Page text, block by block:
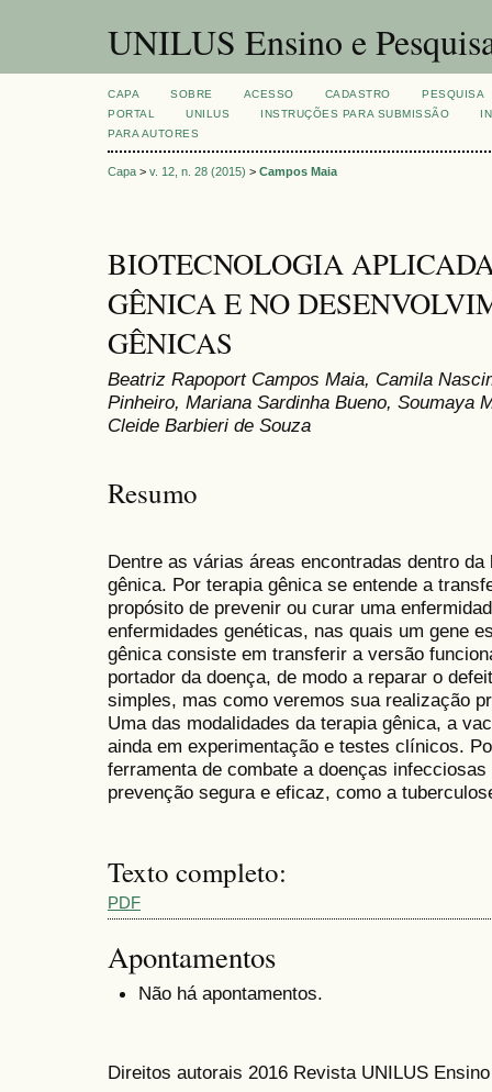
UNILUS Ensino e
CAPA SOBRE ACESSO CADASTRO
PESQUISA
PORTAL
UNILUS INSTRUÇÕES PARA SUBMISSÃO
PARA AUTORES
Capa > v. 12, n. 28 (2015) > Campos Maia
BIOTECNOLOGIA
GÊNICA E NO
GÊNICAS
Beatriz Rapoport Campos Maia, Camila
Pinheiro, Mariana Sardinha Bueno, Soumaya
Cleide Barbieri de Souza
Resumo
Dentre as várias áreas encontradas dentro
gênica. Por terapia gênica se entende a
propósito de prevenir ou curar uma
enfermidades genéticas, nas quais um gene
gênica consiste em transferir a versão
portador da doença, de modo a reparar o
simples, mas como veremos sua realização
Uma das modalidades da terapia gênica, a
ainda em experimentação e testes clínicos.
ferramenta de combate a doenças
prevenção segura e eficaz, como a
Texto completo:
PDF
Apontamentos
Não há apontamentos.
Direitos autorais 2016 Revista UNILUS